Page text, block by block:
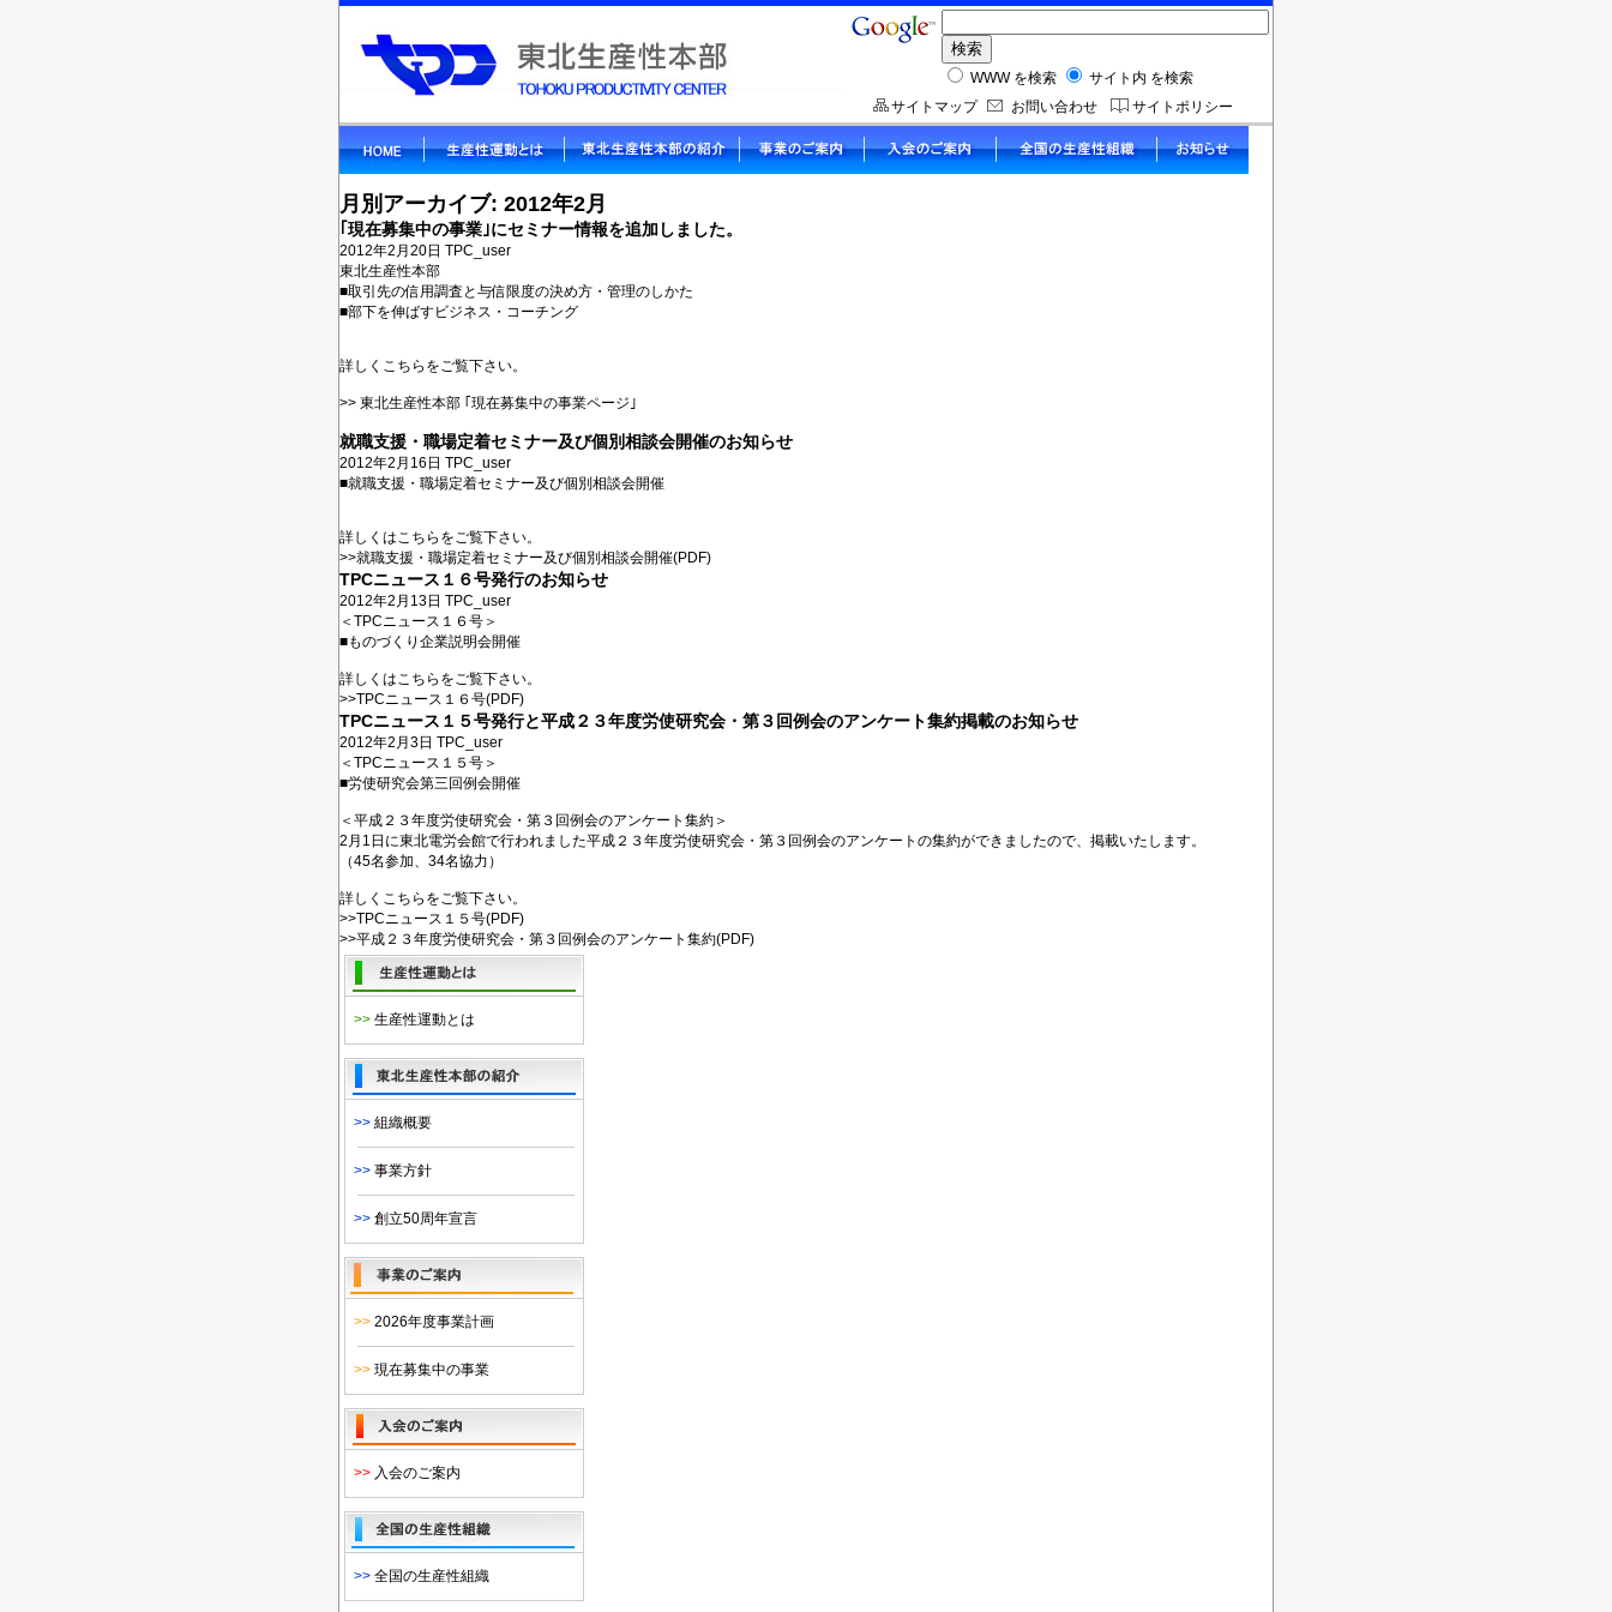
WWW を検索
サイト内 を検索
サイトマップ
お問い合わせ サイトポリシー
月別アーカイブ: 2012年2月
｢現在募集中の事業｣にセミナー情報を追加しました。
2012年2月20日 TPC_user
東北生産性本部
■取引先の信用調査と与信限度の決め方・管理のしかた
■部下を伸ばすビジネス・コーチング
詳しくこちらをご覧下さい。
>> 東北生産性本部 ｢現在募集中の事業ページ｣
就職支援・職場定着セミナー及び個別相談会開催のお知らせ
2012年2月16日 TPC_user
■就職支援・職場定着セミナー及び個別相談会開催
詳しくはこちらをご覧下さい。
>>就職支援・職場定着セミナー及び個別相談会開催(PDF)
TPCニュース１６号発行のお知らせ
2012年2月13日 TPC_user
＜TPCニュース１６号＞
■ものづくり企業説明会開催
詳しくはこちらをご覧下さい。
>>TPCニュース１６号(PDF)
TPCニュース１５号発行と平成２３年度労使研究会・第３回例会のアンケート集約掲載のお知らせ
2012年2月3日 TPC_user
＜TPCニュース１５号＞
■労使研究会第三回例会開催
＜平成２３年度労使研究会・第３回例会のアンケート集約＞
2月1日に東北電労会館で行われました平成２３年度労使研究会・第３回例会のアンケートの集約ができましたので、掲載いたします。
（45名参加、34名協力）
詳しくこちらをご覧下さい。
>>TPCニュース１５号(PDF)
>>平成２３年度労使研究会・第３回例会のアンケート集約(PDF)
>> 生産性運動とは
>> 組織概要
>> 事業方針
>> 創立50周年宣言
>> 2026年度事業計画
>> 現在募集中の事業
>> 入会のご案内
>> 全国の生産性組織